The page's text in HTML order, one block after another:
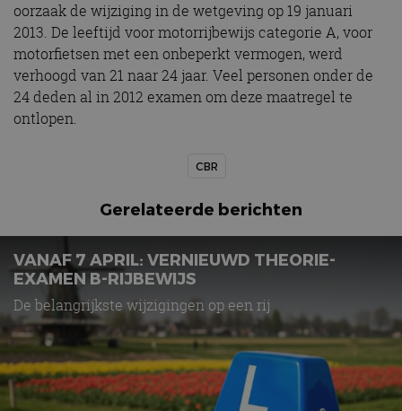
oorzaak de wijziging in de wetgeving op 19 januari
2013. De leeftijd voor motorrijbewijs categorie A, voor
motorfietsen met een onbeperkt vermogen, werd
verhoogd van 21 naar 24 jaar. Veel personen onder de
24 deden al in 2012 examen om deze maatregel te
ontlopen.
CBR
Gerelateerde berichten
VANAF 7 APRIL: VERNIEUWD THEORIE-
EXAMEN B-RIJBEWIJS
De belangrijkste wijzigingen op een rij